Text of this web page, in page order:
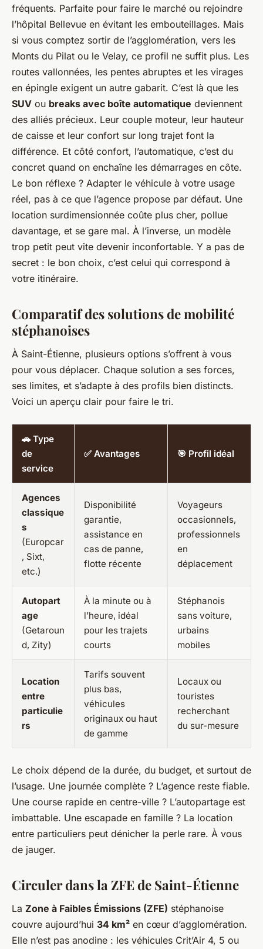
fréquents. Parfaite pour faire le marché ou rejoindre
l’hôpital Bellevue en évitant les embouteillages. Mais
si vous comptez sortir de l’agglomération, vers les
Monts du Pilat ou le Velay, ce profil ne suffit plus. Les
routes vallonnées, les pentes abruptes et les virages
en épingle exigent un autre gabarit. C’est là que les
SUV ou breaks avec boîte automatique deviennent
des alliés précieux. Leur couple moteur, leur hauteur
de caisse et leur confort sur long trajet font la
différence. Et côté confort, l’automatique, c’est du
concret quand on enchaîne les démarrages en côte.
Le bon réflexe ? Adapter le véhicule à votre usage
réel, pas à ce que l’agence propose par défaut. Une
location surdimensionnée coûte plus cher, pollue
davantage, et se gare mal. À l’inverse, un modèle
trop petit peut vite devenir inconfortable. Y a pas de
secret : le bon choix, c’est celui qui correspond à
votre itinéraire.
Comparatif des solutions de mobilité
stéphanoises
À Saint-Étienne, plusieurs options s’offrent à vous
pour vous déplacer. Chaque solution a ses forces,
ses limites, et s’adapte à des profils bien distincts.
Voici un aperçu clair pour faire le tri.
🚗 Type
de
service
✅ Avantages 🎯 Profil idéal
Agences
classique
s
(Europcar
, Sixt,
etc.)
Disponibilité
garantie,
assistance en
cas de panne,
flotte récente
Voyageurs
occasionnels,
professionnels
en
déplacement
Autopart
age
(Getaroun
d, Zity)
À la minute ou à
l’heure, idéal
pour les trajets
courts
Stéphanois
sans voiture,
urbains
mobiles
Location
entre
particulie
rs
Tarifs souvent
plus bas,
véhicules
originaux ou haut
de gamme
Locaux ou
touristes
recherchant
du sur-mesure
Le choix dépend de la durée, du budget, et surtout de
l’usage. Une journée complète ? L’agence reste fiable.
Une course rapide en centre-ville ? L’autopartage est
imbattable. Une escapade en famille ? La location
entre particuliers peut dénicher la perle rare. À vous
de jauger.
Circuler dans la ZFE de Saint-Étienne
La Zone à Faibles Émissions (ZFE) stéphanoise
couvre aujourd’hui 34 km² en cœur d’agglomération.
Elle n’est pas anodine : les véhicules Crit’Air 4, 5 ou